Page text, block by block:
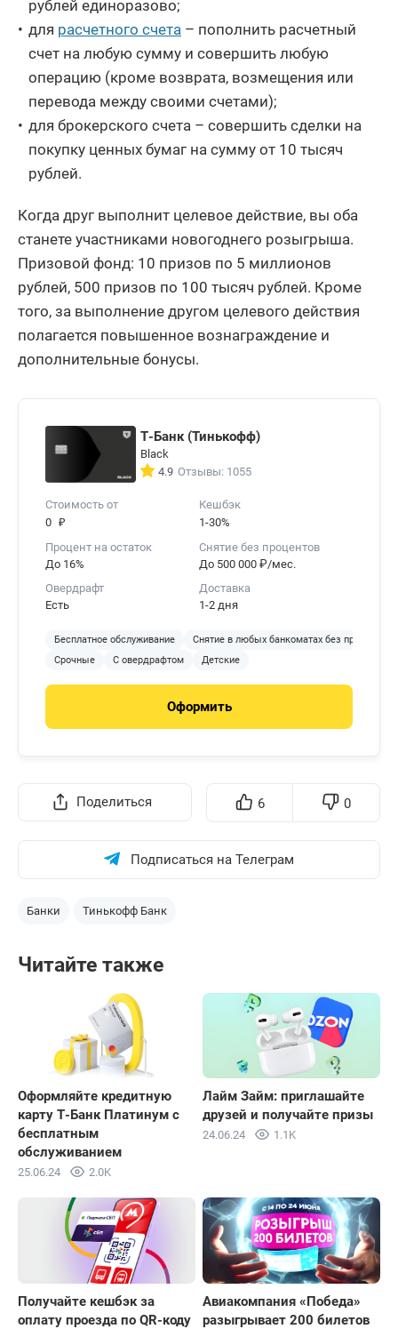
рублей единоразово;
для расчетного счета – пополнить расчетный
счет на любую сумму и совершить любую
операцию (кроме возврата, возмещения или
перевода между своими счетами);
для брокерского счета – совершить сделки на
покупку ценных бумаг на сумму от 10 тысяч
рублей.
Когда друг выполнит целевое действие, вы оба
станете участниками новогоднего розыгрыша.
Призовой фонд: 10 призов по 5 миллионов
рублей, 500 призов по 100 тысяч рублей. Кроме
того, за выполнение другом целевого действия
полагается повышенное вознаграждение и
дополнительные бонусы.
Т-Банк (Тинькофф)
Black
4.9 Отзывы: 1055
Стоимость от
0 ₽
Кешбэк
1-30%
Процент на остаток
До 16%
Снятие без процентов
До 500 000 ₽/мес.
Овердрафт
Есть
Доставка
1-2 дня
Бесплатное обслуживание
Снятие в любых банкоматах без процентов
Срочные
С овердрафтом Детские
Оформить
Поделиться 6 0
Подписаться на Телеграм
Банки Тинькофф Банк
Читайте также
Оформляйте кредитную
карту Т-Банк Платинум с
бесплатным
обслуживанием
25.06.24 2.0K
Лайм Займ: приглашайте
друзей и получайте призы
24.06.24 1.1K
Получайте кешбэк за
оплату проезда по QR-коду
Авиакомпания «Победа»
разыгрывает 200 билетов